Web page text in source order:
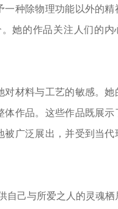
种除物理功能以外的精
她的作品关注人们的内
材料与工艺的敏感。她
作品。这些作品既展示
被广泛展出，并受到当代
自己与所爱之人的灵魂栖